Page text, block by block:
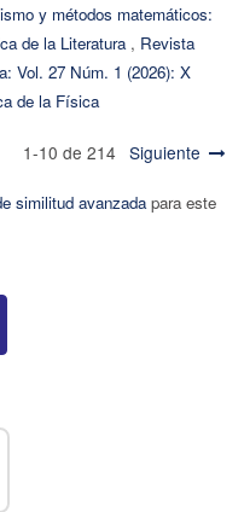
y métodos matemáticos:
de la Literatura , Revista
Vol. 27 Núm. 1 (2026): X
de la Física
1-10 de 214 Siguiente
similitud avanzadapara este